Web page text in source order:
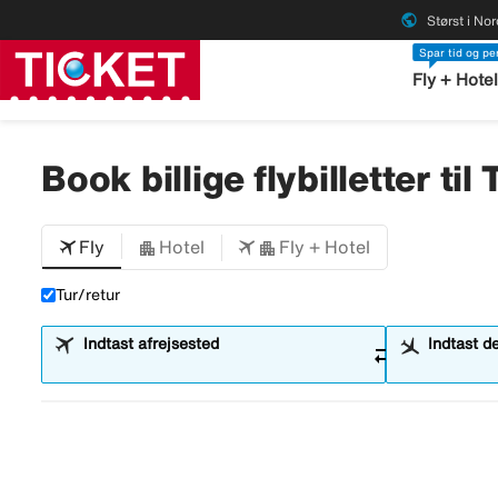
public Størst i
Spar tid og
Fly + Hotel
Book billige flybilletter til
Fly Hotel Fly + Hotel
Tur/retur
Indtast afrejsested sync_alt Indtast